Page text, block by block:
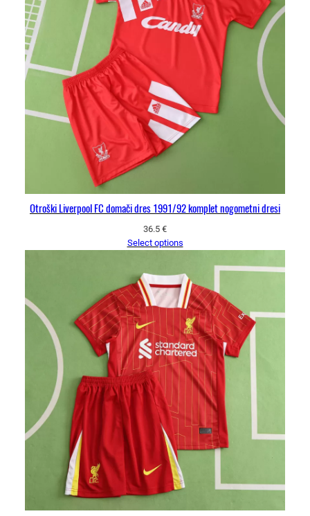
Otroški Liverpool FC domači dres 1991/92 komplet nogometni dresi
36.5 €
Select options